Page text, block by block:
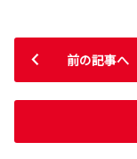
前の記事へ